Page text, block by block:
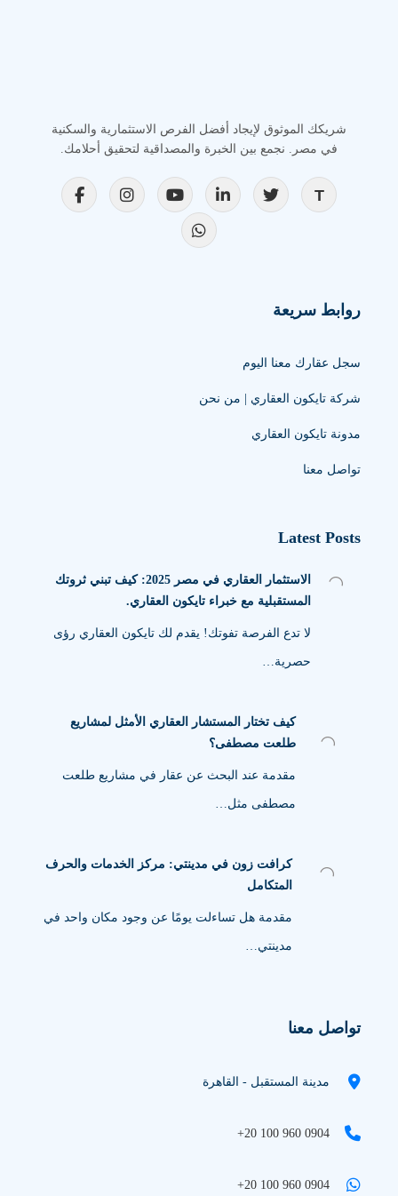
شريكك الموثوق لإيجاد أفضل الفرص الاستثمارية والسكنية
في مصر. نجمع بين الخبرة والمصداقية لتحقيق أحلامك.
روابط سريعة
سجل عقارك معنا اليوم
شركة تايكون العقاري | من نحن
مدونة تايكون العقاري
تواصل معنا
Latest Posts
الاستثمار العقاري في مصر 2025: كيف تبني ثروتك
المستقبلية مع خبراء تايكون العقاري.
لا تدع الفرصة تفوتك! يقدم لك تايكون العقاري رؤى
حصرية…
كيف تختار المستشار العقاري الأمثل لمشاريع
طلعت مصطفى؟
مقدمة عند البحث عن عقار في مشاريع طلعت
مصطفى مثل…
كرافت زون في مدينتي: مركز الخدمات والحرف
المتكامل
مقدمة هل تساءلت يومًا عن وجود مكان واحد في
مدينتي…
تواصل معنا
مدينة المستقبل - القاهرة
+20 100 960 0904
+20 100 960 0904